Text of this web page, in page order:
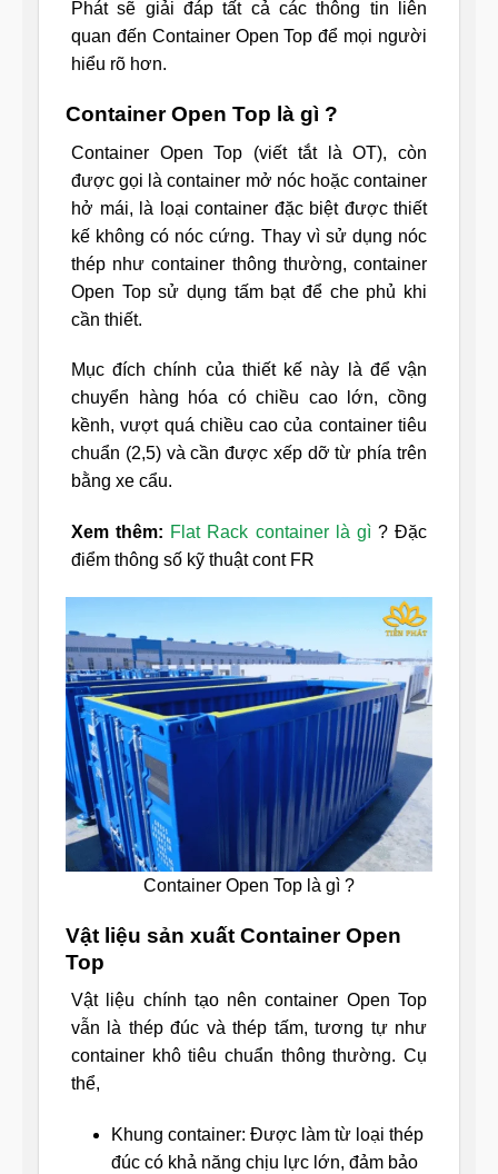
Phát sẽ giải đáp tất cả các thông tin liên
quan đến Container Open Top để mọi người
hiểu rõ hơn.
Container Open Top là gì ?
Container Open Top (viết tắt là OT), còn
được gọi là container mở nóc hoặc container
hở mái, là loại container đặc biệt được thiết
kế không có nóc cứng. Thay vì sử dụng nóc
thép như container thông thường, container
Open Top sử dụng tấm bạt để che phủ khi
cần thiết.
Mục đích chính của thiết kế này là để vận
chuyển hàng hóa có chiều cao lớn, cồng
kềnh, vượt quá chiều cao của container tiêu
chuẩn (2,5) và cần được xếp dỡ từ phía trên
bằng xe cẩu.
Xem thêm: Flat Rack container là gì? Đặc
điểm thông số kỹ thuật cont FR
Container Open Top là gì ?
Vật liệu sản xuất Container Open
Top
Vật liệu chính tạo nên container Open Top
vẫn là thép đúc và thép tấm, tương tự như
container khô tiêu chuẩn thông thường. Cụ
thể,
Khung container: Được làm từ loại thép
đúc có khả năng chịu lực lớn, đảm bảo